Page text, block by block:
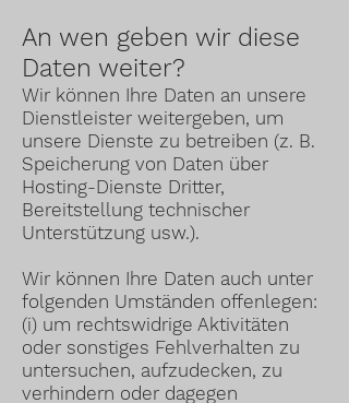
An wen geben wir diese
Daten weiter?
Wir können Ihre Daten an unsere
Dienstleister weitergeben, um
unsere Dienste zu betreiben (z. B.
Speicherung von Daten über
Hosting-Dienste Dritter,
Bereitstellung technischer
Unterstützung usw.).
Wir können Ihre Daten auch unter
folgenden Umständen offenlegen:
(i) um rechtswidrige Aktivitäten
oder sonstiges Fehlverhalten zu
untersuchen, aufzudecken, zu
verhindern oder dagegen